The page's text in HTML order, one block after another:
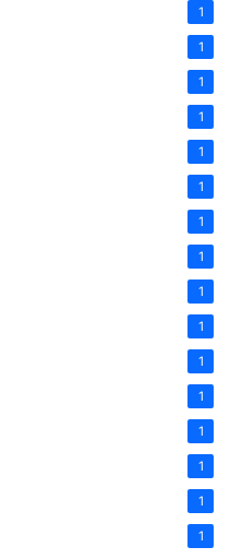
1
1
1
1
1
1
1
1
1
1
1
1
1
1
1
1